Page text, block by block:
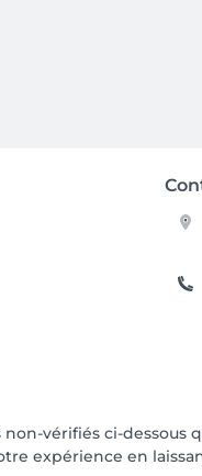
non-vérifiés ci-
expérience en